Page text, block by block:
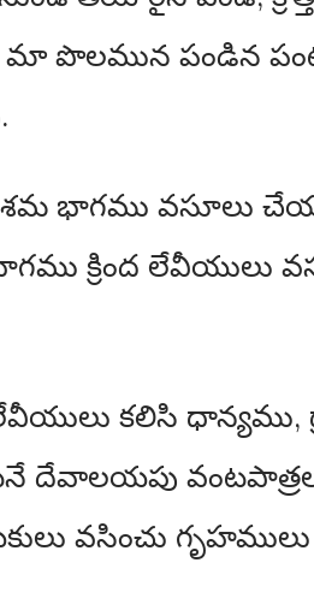
మా పొలమున పండిన
భాగము వసూలు
క్రింద లేవీయులు
కలిసి
దేవాలయపు
వసించు